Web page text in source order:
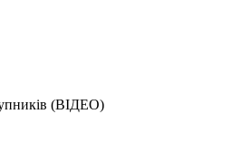
(ВІДЕО)